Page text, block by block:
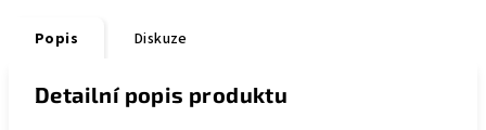
Popis Diskuze
Detailní popis produktu